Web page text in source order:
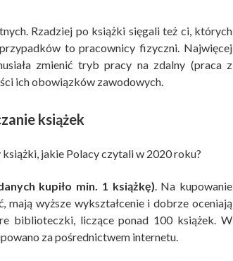
Rzadziej po książki sięgali też ci, których
to pracownicy fizyczni. Najwięcej
zmienić tryb pracy na zdalny (praca z
ich obowiązków zawodowych.
książek
jakie Polacy czytali w 2020 roku?
kupiło min. 1 książkę) . Na kupowanie
wyższe wykształcenie i dobrze oceniają
biblioteczki, liczące ponad 100 książek. W
za pośrednictwem internetu.